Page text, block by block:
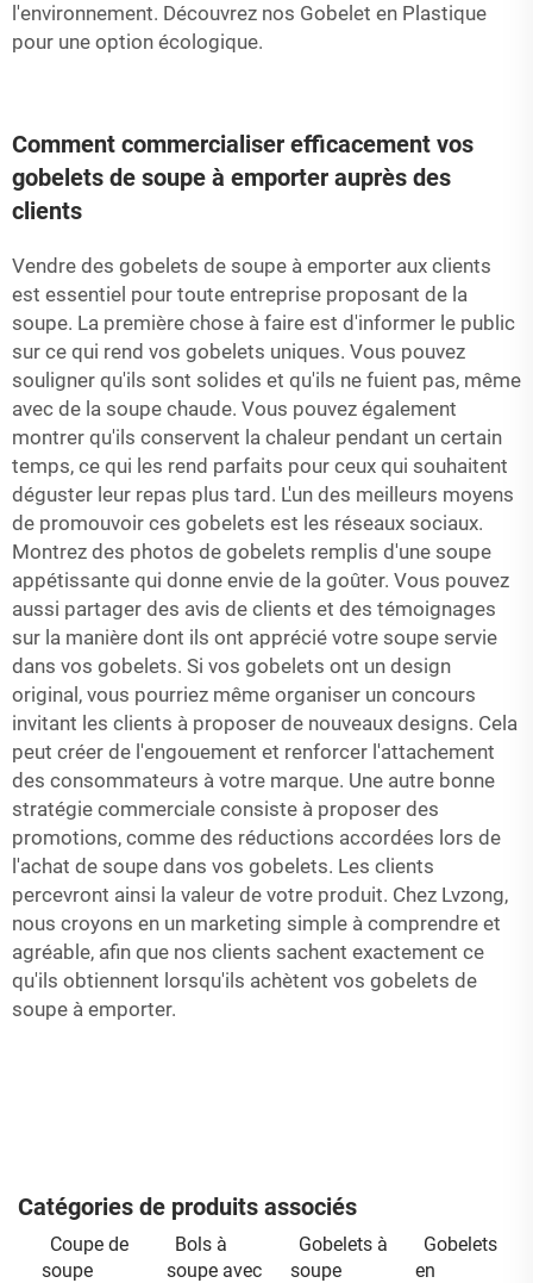
l'environnement. Découvrez nos Gobelet en Plastique
pour une option écologique.
Comment commercialiser efficacement vos
gobelets de soupe à emporter auprès des
clients
Vendre des gobelets de soupe à emporter aux clients
est essentiel pour toute entreprise proposant de la
soupe. La première chose à faire est d'informer le public
sur ce qui rend vos gobelets uniques. Vous pouvez
souligner qu'ils sont solides et qu'ils ne fuient pas, même
avec de la soupe chaude. Vous pouvez également
montrer qu'ils conservent la chaleur pendant un certain
temps, ce qui les rend parfaits pour ceux qui souhaitent
déguster leur repas plus tard. L'un des meilleurs moyens
de promouvoir ces gobelets est les réseaux sociaux.
Montrez des photos de gobelets remplis d'une soupe
appétissante qui donne envie de la goûter. Vous pouvez
aussi partager des avis de clients et des témoignages
sur la manière dont ils ont apprécié votre soupe servie
dans vos gobelets. Si vos gobelets ont un design
original, vous pourriez même organiser un concours
invitant les clients à proposer de nouveaux designs. Cela
peut créer de l'engouement et renforcer l'attachement
des consommateurs à votre marque. Une autre bonne
stratégie commerciale consiste à proposer des
promotions, comme des réductions accordées lors de
l'achat de soupe dans vos gobelets. Les clients
percevront ainsi la valeur de votre produit. Chez Lvzong,
nous croyons en un marketing simple à comprendre et
agréable, afin que nos clients sachent exactement ce
qu'ils obtiennent lorsqu'ils achètent vos gobelets de
soupe à emporter.
Catégories de produits associés
Coupe de
soupe
Bols à
soupe avec
Gobelets à
soupe
Gobelets
en